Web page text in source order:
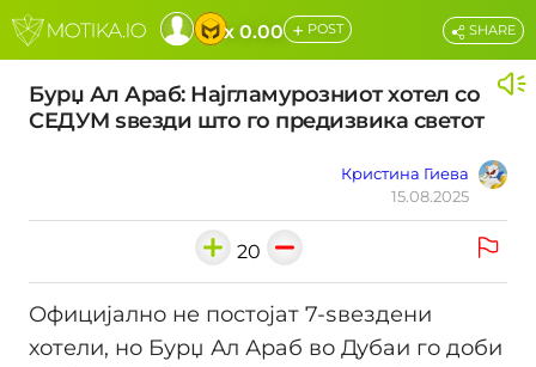
x 0.00 + POST
Бурџ Ал Араб: Најгламурозниот хотел со
СЕДУМ ѕвезди што го предизвика светот
Кристина Гиева
15.08.2025
SHARE
20
Официјално не постојат 7-ѕвездени
хотели, но Бурџ Ал Араб во Дубаи го доби